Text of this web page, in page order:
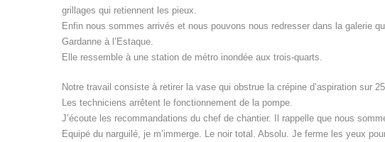
grillages qui retiennent les pieux.
Enfin nous sommes arrivés et nous pouvons nous redresser dans la galerie
Gardanne à l’Estaque.
Elle ressemble à une station de métro inondée aux trois-quarts.
Notre travail consiste à retirer la vase qui obstrue la crépine d’aspiration sur
Les techniciens arrêtent le fonctionnement de la pompe.
J’écoute les recommandations du chef de chantier. Il rappelle que nous
Equipé du narguilé, je m’immerge. Le noir total. Absolu. Je ferme les yeux